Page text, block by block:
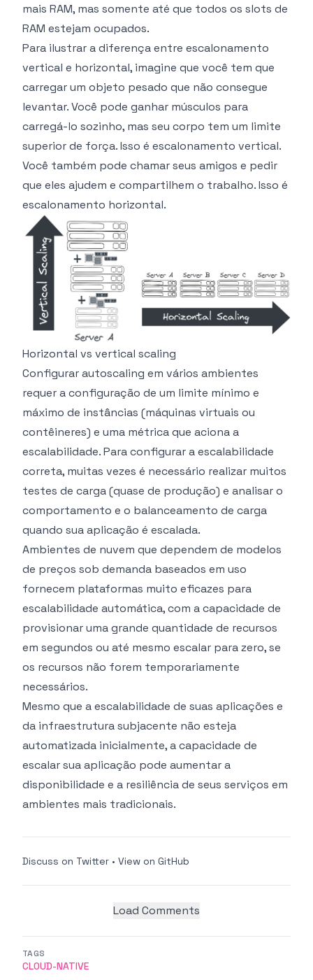
mais RAM, mas somente até que todos os slots de
RAM estejam ocupados.
Para ilustrar a diferença entre escalonamento
vertical e horizontal, imagine que você tem que
carregar um objeto pesado que não consegue
levantar. Você pode ganhar músculos para
carregá-lo sozinho, mas seu corpo tem um limite
superior de força. Isso é escalonamento vertical.
Você também pode chamar seus amigos e pedir
que eles ajudem e compartilhem o trabalho. Isso é
escalonamento horizontal.
Horizontal vs vertical scaling
Configurar autoscaling em vários ambientes
requer a configuração de um limite mínimo e
máximo de instâncias (máquinas virtuais ou
contêineres) e uma métrica que aciona a
escalabilidade. Para configurar a escalabilidade
correta, muitas vezes é necessário realizar muitos
testes de carga (quase de produção) e analisar o
comportamento e o balanceamento de carga
quando sua aplicação é escalada.
Ambientes de nuvem que dependem de modelos
de preços sob demanda baseados em uso
fornecem plataformas muito eficazes para
escalabilidade automática, com a capacidade de
provisionar uma grande quantidade de recursos
em segundos ou até mesmo escalar para zero, se
os recursos não forem temporariamente
necessários.
Mesmo que a escalabilidade de suas aplicações e
da infraestrutura subjacente não esteja
automatizada inicialmente, a capacidade de
escalar sua aplicação pode aumentar a
disponibilidade e a resiliência de seus serviços em
ambientes mais tradicionais.
Discuss on Twitter • View on GitHub
Load Comments
TAGS
CLOUD-NATIVE